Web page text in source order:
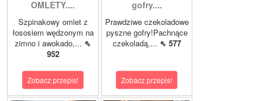
OMLETY....
Szpinakowy omlet z
łososiem wędzonym na
zimno i awokado,... ⇖
952
Zobacz przepis!
gofry....
Prawdziwe czekoladowe
pyszne gofry!Pachnące
czekoladą,... ⇖ 577
Zobacz przepis!